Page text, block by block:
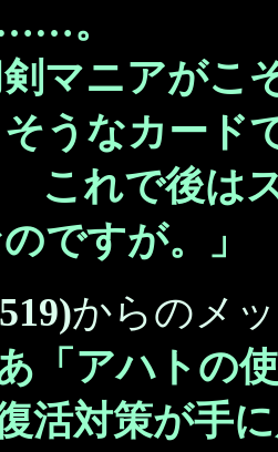
。
マニアがこ
うなカード
後はスト
ですが。」
からのメ
「アハトの
活対策が手